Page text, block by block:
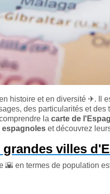
histoire et en diversité ✈. Il
des particularités et
la carte de
et découvrez
villes
🌇 en termes de population